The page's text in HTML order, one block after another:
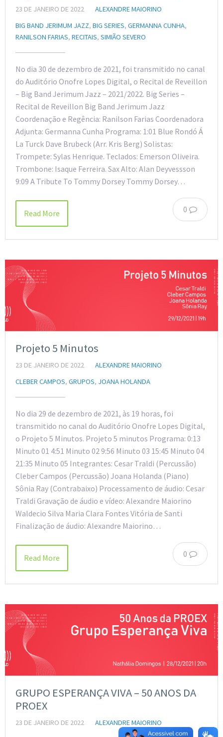
23 DE JANEIRO DE 2022
ALEXANDRE MAIORINO
BIG BAND JERIMUM JAZZ, BIG SERIES, GERMANNA CUNHA,
RANILSON FARIAS, RECITAIS, SIMIÃO SEVERO
No dia 30 de dezembro de 2021, foi transmitido no canal
do Auditório Onofre Lopes Digital, o Recital de Reveillon
– Big Band Jerimum Jazz – 2021/2022. Big Series –
Recital de Reveillon Big Band Jerimum Jazz
Coordenação e Regência: Ranilson Farias Coordenadora
Adjunta: Germanna Cunha Programa: 1:01 Blue Rondó Á
La Turck Dave Brubeck (Arr. Kris Berg) Solistas:
Trompete: Sylas Henrique. Teclados: Emerson Oliveira.
Trombone: Isaque Ferreira. Sax Alto: Alan Deyvessson
9:09 A Tribute To Tommy Dorsey Tommy Dorsey…
0
Read More
Projeto 5 Minutos
23 DE JANEIRO DE 2022
ALEXANDRE MAIORINO
CLEBER CAMPOS, GRUPOS, JOANA HOLANDA
No dia 29 de dezembro de 2021, às 19 horas, foi
transmitido no canal do Auditório Onofre Lopes Digital,
o Projeto 5 Minutos. Projeto 5 minutos Programa: 0:13
Minuto 01 4:51 Minuto 02 9:56 Minuto 03 15:45 Minuto 04
21:35 Minuto 05 Integrantes: Cesar Traldi (Percussão)
Cleber Campos (Percussão) Joana Holanda (Piano)
Sônia Ray (Contrabaixo) Processamento de áudio: Cesar
Traldi Gravação de áudio e vídeo: Alexandre Maiorino
Waldecio Silva Maria Clara Fontes Vitória de Santi
Finalização de áudio: Alexandre Maiorino…
0
Read More
GRUPO ESPERANÇA VIVA – 50 ANOS DA
PROEX
23 DE JANEIRO DE 2022
ALEXANDRE MAIORINO